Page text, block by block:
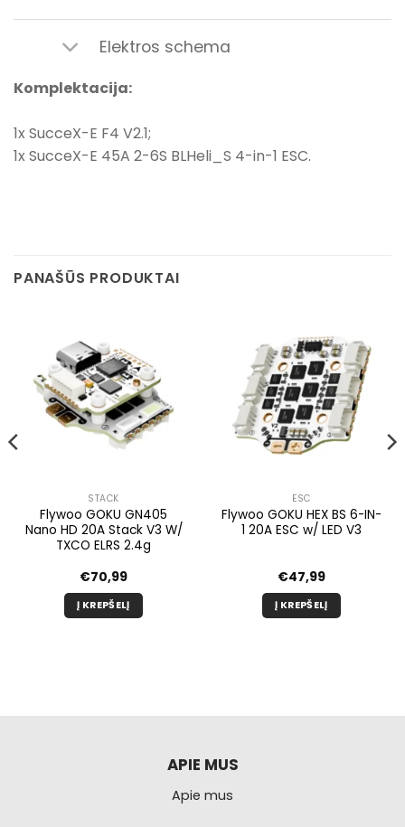
Elektros schema
Komplektacija:
1x SucceX-E F4 V2.1;
1x SucceX-E 45A 2-6S BLHeli_S 4-in-1 ESC.
PANAŠŪS PRODUKTAI
STACK
Flywoo GOKU GN405
Nano HD 20A Stack V3 W/
TXCO ELRS 2.4g
€70,99
Į KREPŠELĮ
ESC
Flywoo GOKU HEX BS 6-IN-
1 20A ESC w/ LED V3
€47,99
Į KREPŠELĮ
APIE MUS
Apie mus